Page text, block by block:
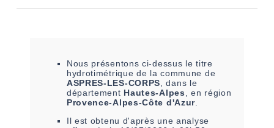
Nous présentons ci-dessus le titre
hydrotimétrique de la commune de
ASPRES-LES-CORPS , dans le
département Hautes-Alpes
, en région
Provence-Alpes-Côte d'Azur
Il est obtenu d'après une analyse